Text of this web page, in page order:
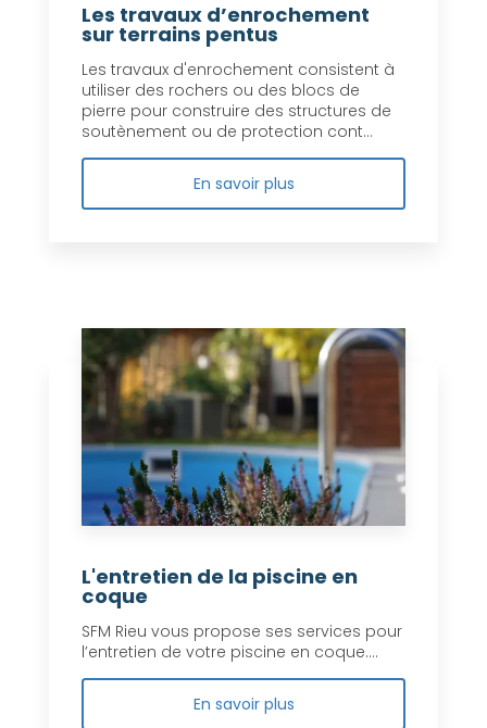
Les travaux d’enrochement
sur terrains pentus
Les travaux d'enrochement consistent à
utiliser des rochers ou des blocs de
pierre pour construire des structures de
soutènement ou de protection cont...
En savoir plus
L'entretien de la piscine en
coque
SFM Rieu vous propose ses services pour
l’entretien de votre piscine en coque....
En savoir plus